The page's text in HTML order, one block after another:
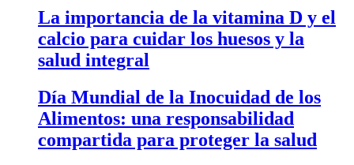
La importancia de la vitamina D y el
calcio para cuidar los huesos y la
salud integral
Día Mundial de la Inocuidad de los
Alimentos: una responsabilidad
compartida para proteger la salud